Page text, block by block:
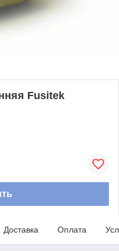
Fusitek
Доставка Оплата